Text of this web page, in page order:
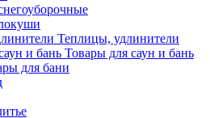
Теплицы, удлинители
Товары для саун и бань
для бани